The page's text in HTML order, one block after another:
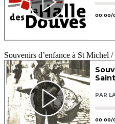
Souvenirs d’enfance à St Michel